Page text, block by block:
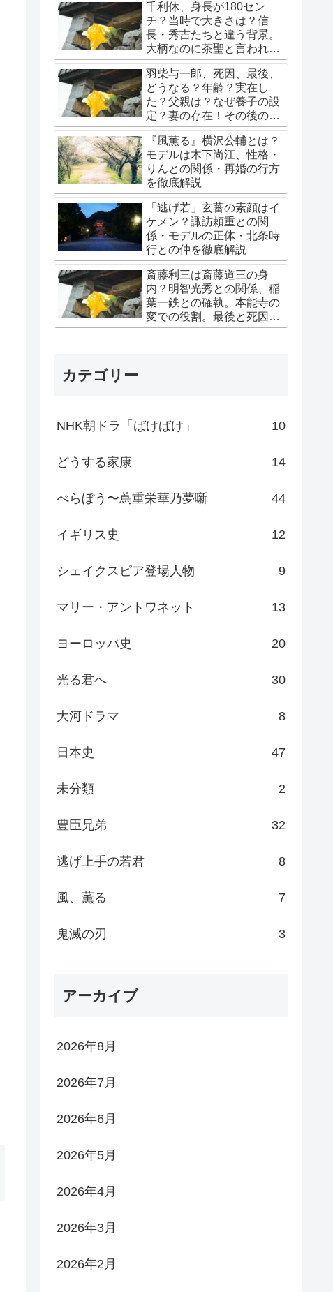
千利休、身長が180セン
チ？当時で大きさは？信
長・秀吉たちと違う背景。
大柄なのに茶聖と言われる
理由。秀吉に嫌われ？吉岡
秀隆が。
羽柴与一郎、死因、最後、
どうなる？年齢？実在し
た？父親は？なぜ養子の設
定？妻の存在！その後の豊
臣家は？
『風薫る』横沢公輔とは？
モデルは木下尚江、性格・
りんとの関係・再婚の行方
を徹底解説
「逃げ若」玄蕃の素顔はイ
ケメン？諏訪頼重との関
係・モデルの正体・北条時
行との仲を徹底解説
斎藤利三は斎藤道三の身
内？明智光秀との関係、稲
葉一鉄との確執。本能寺の
変での役割。最後と死因。
娘・春日局への系譜
カテゴリー
NHK朝ドラ「ばけばけ」 10
どうする家康 14
べらぼう〜蔦重栄華乃夢噺 44
イギリス史 12
シェイクスピア登場人物 9
マリー・アントワネット 13
ヨーロッパ史 20
光る君へ 30
大河ドラマ 8
日本史 47
未分類 2
豊臣兄弟 32
逃げ上手の若君 8
風、薫る 7
鬼滅の刃 3
アーカイブ
2026年8月
2026年7月
2026年6月
2026年5月
2026年4月
2026年3月
2026年2月